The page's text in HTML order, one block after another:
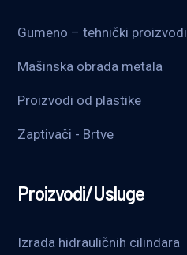
Gumeno – tehnički proizvodi
Mašinska obrada metala
Proizvodi od plastike
Zaptivači - Brtve
Proizvodi/Usluge
Izrada hidrauličnih cilindara